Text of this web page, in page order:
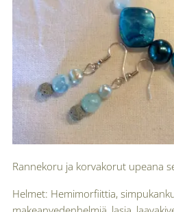
Rannekoru ja korvakorut upeana
Helmet: Hemimorfiittia,